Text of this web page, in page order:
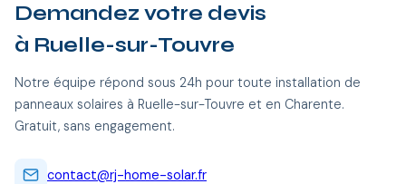
Demandez votre devis
à Ruelle-sur-Touvre
Notre équipe répond sous 24h pour toute installation de
panneaux solaires à Ruelle-sur-Touvre et en Charente.
Gratuit, sans engagement.
contact@rj-home-solar.fr